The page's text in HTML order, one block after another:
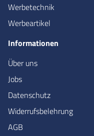
Werbetechnik
Werbeartikel
Informationen
Über uns
Jobs
Datenschutz
Widerrufsbelehrung
AGB